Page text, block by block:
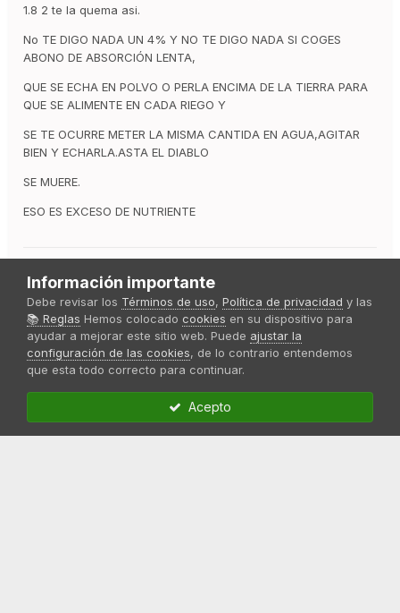
1.8 2 te la quema asi.
No TE DIGO NADA UN 4% Y NO TE DIGO NADA SI COGES
ABONO DE ABSORCIÓN LENTA,
QUE SE ECHA EN POLVO O PERLA ENCIMA DE LA TIERRA PARA
QUE SE ALIMENTE EN CADA RIEGO Y
SE TE OCURRE METER LA MISMA CANTIDA EN AGUA,AGITAR
BIEN Y ECHARLA.ASTA EL DIABLO
SE MUERE.
ESO ES EXCESO DE NUTRIENTE
Unirse a la conversación
Puedes publicar ahora y registrarte más tarde. Si tienes una
cuenta,
para publicar con tu cuenta.
Note:
Información importante
Debe revisar los Términos de uso, Política de privacidad y las
📚 Reglas Hemos colocado cookies en su dispositivo para
ayudar a mejorar este sitio web. Puede ajustar la
configuración de las cookies, de lo contrario entendemos
que esta todo correcto para continuar.
Acepto